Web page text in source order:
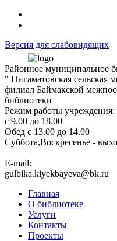
Версия для слабовидящих
Районное муниципальное
" Нигаматовская сельская
филиал Баймакской
библиотеки
Режим работы учреждения:
с 9.00 до 18.00
Обед с 13.00 до 14.00
Суббота,Воскресенье -
Е-mail:
gulbika.kiyekbayeva@bk.ru
Главная
О библиотеке
Услуги
Контакты
Проекты